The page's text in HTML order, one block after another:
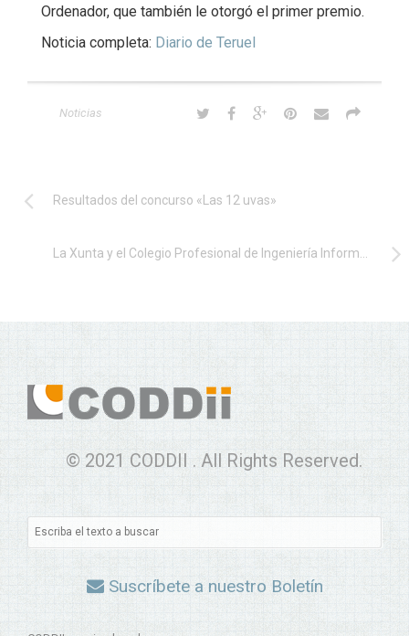
Ordenador, que también le otorgó el primer premio.
Noticia completa: Diario de Teruel
Noticias
Resultados del concurso «Las 12 uvas»
© 2021 CODDII . All Rights Reserved.
Suscríbete a nuestro Boletín